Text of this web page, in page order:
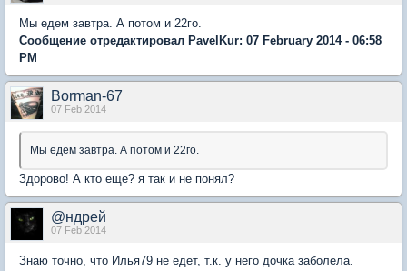
Мы едем завтра. А потом и 22го.
Сообщение отредактировал PavelKur: 07 February 2014 - 06:58
PM
Borman-67
07 Feb 2014
Мы едем завтра. А потом и 22го.
Здорово! А кто еще? я так и не понял?
@ндрей
07 Feb 2014
Знаю точно, что Илья79 не едет, т.к. у него дочка заболела.